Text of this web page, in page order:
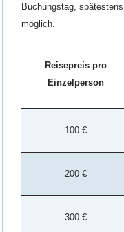
Buchungstag,
möglich.
Reisepreis pro
Einzelperson
100 €
200 €
300 €